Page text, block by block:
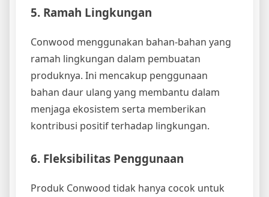
5. Ramah Lingkungan
Conwood menggunakan bahan-bahan yang
ramah lingkungan dalam pembuatan
produknya. Ini mencakup penggunaan
bahan daur ulang yang membantu dalam
menjaga ekosistem serta memberikan
kontribusi positif terhadap lingkungan.
6. Fleksibilitas Penggunaan
Produk Conwood tidak hanya cocok untuk